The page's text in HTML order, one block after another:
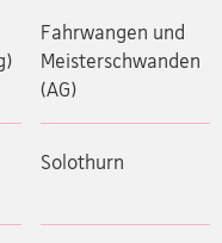
Fahrwangen und
Meisterschwanden
(AG)
Solothurn